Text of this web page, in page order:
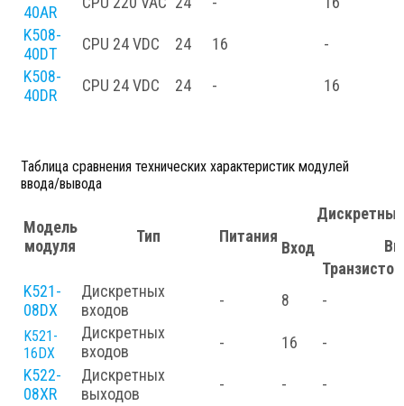
40AR
K508-
40DT
CPU 24 VDC 24 16 -
K508-
40DR
CPU 24 VDC 24 - 16
Таблица сравнения технических характеристик модулей
ввода/вывода
Модель
модуля
Тип Питания
Вход
K521-
08DX
Дискретных
входов
- 8 -
K521-
16DX
Дискретных
входов
- 16
-
K522-
08XR
Дискретных
выходов
- -
-